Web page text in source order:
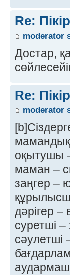
Re:
moderator
Достар,
Re:
moderator
оқытушы
маман –
заңгер –
дәрігер –
суретші
сәулетші